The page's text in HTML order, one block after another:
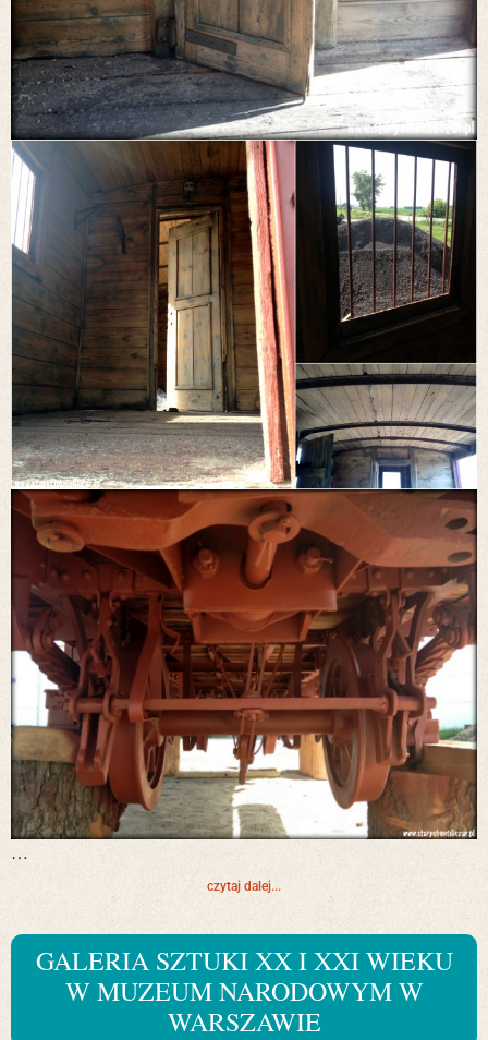
…
czytaj dalej...
GALERIA SZTUKI XX I XXI WIEKU
W MUZEUM NARODOWYM W
WARSZAWIE